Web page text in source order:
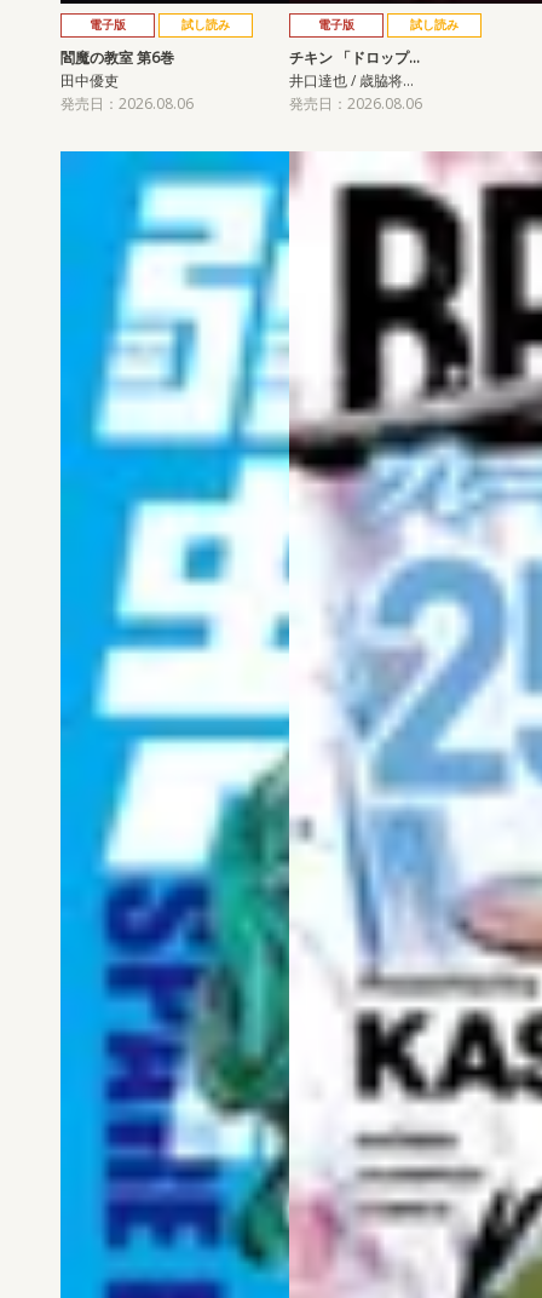
電子版 試し読み
閻魔の教室 第6巻
田中優吏
発売日：2026.08.06
電子版 試し読み
チキン 「ドロップ…
井口達也 / 歳脇将…
発売日：2026.08.06